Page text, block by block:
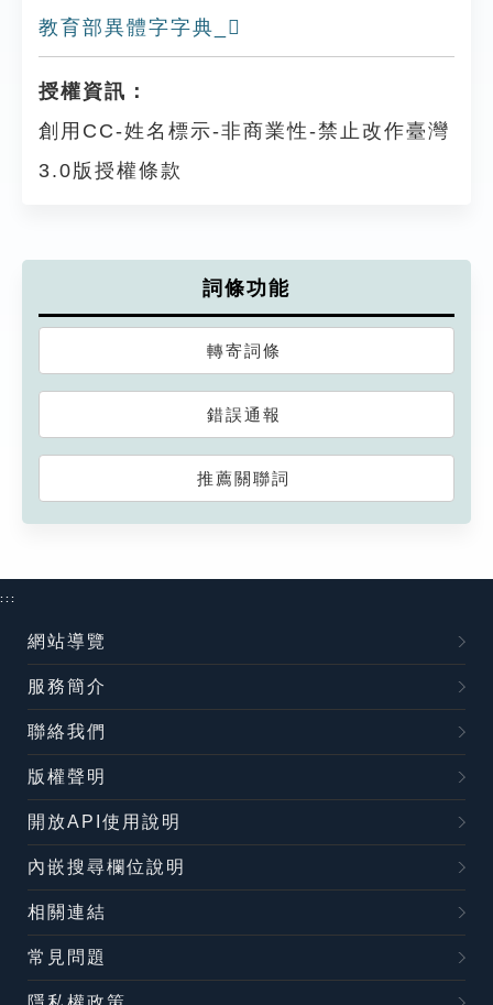
教育部異體字字典_𤃯
授權資訊：
創用CC-姓名標示-非商業性-禁止改作臺灣
3.0版授權條款
詞條功能
轉寄詞條
錯誤通報
推薦關聯詞
:::
網站導覽
服務簡介
聯絡我們
版權聲明
開放API使用說明
內嵌搜尋欄位說明
相關連結
常見問題